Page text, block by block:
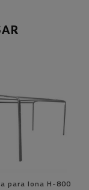
para lona H-800